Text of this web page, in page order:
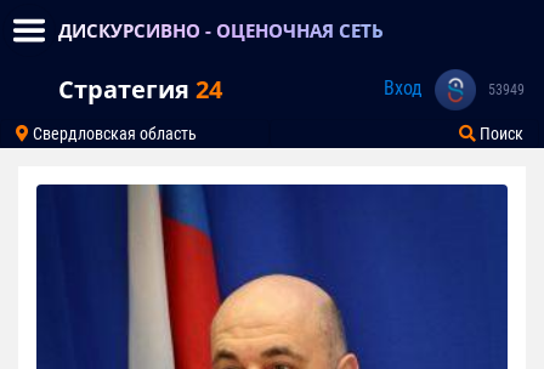
ДИСКУРСИВНО - ОЦЕНОЧНАЯ СЕТЬ
Стратегия 24 Вход 53949
Свердловская область Поиск